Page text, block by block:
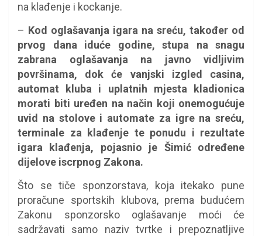
na klađenje i kockanje.
– Kod oglašavanja igara na sreću, također od
prvog dana iduće godine, stupa na snagu
zabrana oglašavanja na javno vidljivim
površinama, dok će vanjski izgled casina,
automat kluba i uplatnih mjesta kladionica
morati biti uređen na način koji onemogućuje
uvid na stolove i automate za igre na sreću,
terminale za klađenje te ponudu i rezultate
igara klađenja, pojasnio je Šimić određene
dijelove iscrpnog Zakona.
Što se tiče sponzorstava, koja itekako pune
proračune sportskih klubova, prema budućem
Zakonu sponzorsko oglašavanje moći će
sadržavati samo naziv tvrtke i prepoznatljive